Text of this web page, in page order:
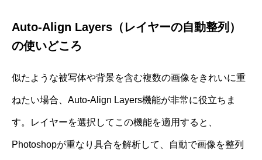
Auto-Align Layers（レイヤーの自動整列）
の使いどころ
似たような被写体や背景を含む複数の画像をきれいに重
ねたい場合、Auto-Align Layers機能が非常に役立ちま
す。レイヤーを選択してこの機能を適用すると、
Photoshopが重なり具合を解析して、自動で画像を整列